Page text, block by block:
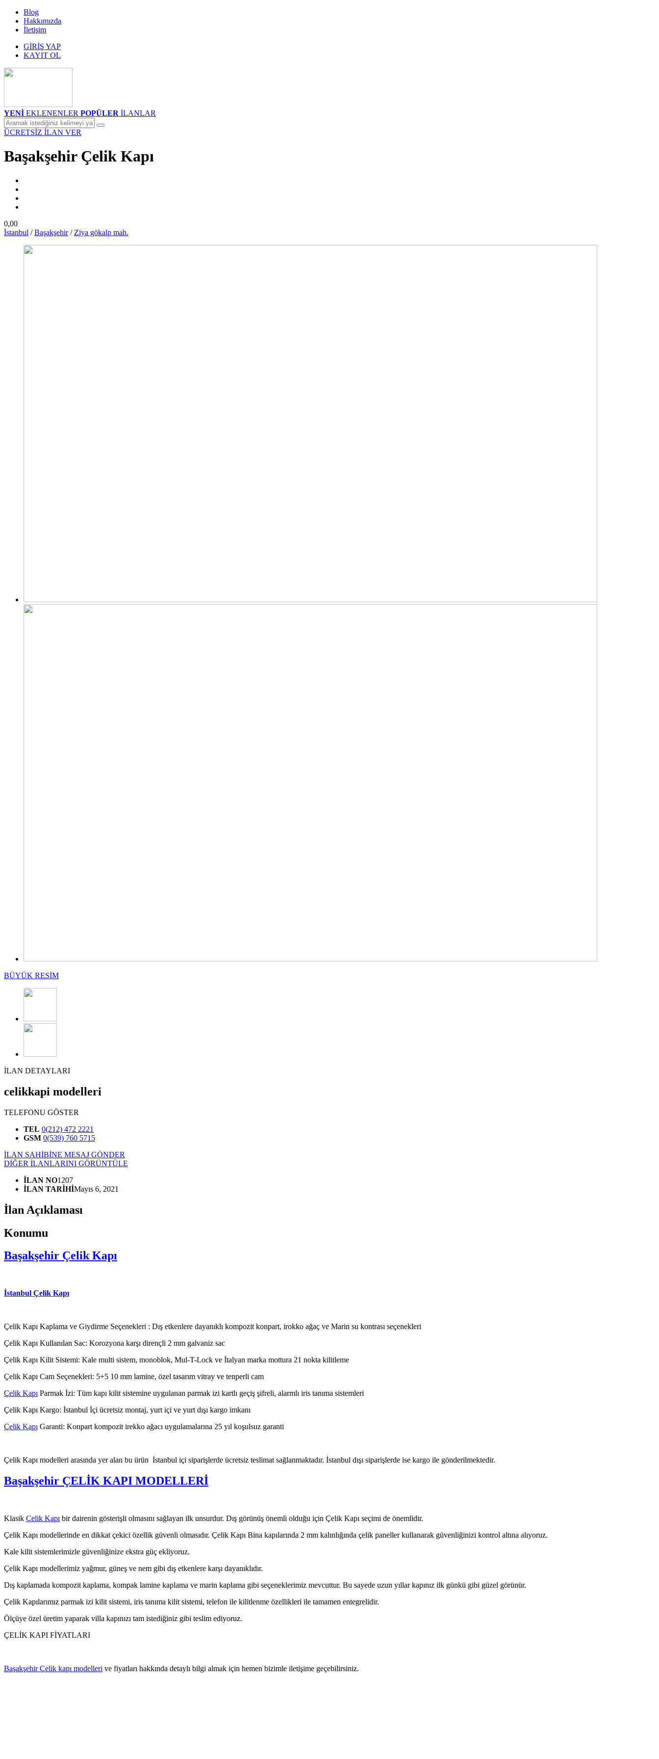
Blog
Hakkımızda
İletişim
GİRİŞ YAP
KAYIT OL
YENİ EKLENENLER POPÜLER İLANLAR
ÜCRETSİZ İLAN VER
Başakşehir Çelik Kapı
0,00
İstanbul /Başakşehir/ Ziya gökalp mah.
BÜYÜK RESİM
İLAN DETAYLARI
celikkapi modelleri
TELEFONU GÖSTER
TEL 0(212) 472 2221
GSM 0(539) 760 5715
İLAN SAHİBİNE MESAJ GÖNDER
DİĞER İLANLARINI GÖRÜNTÜLE
İLAN NO1207
İLAN TARİHİMayıs 6, 2021
İlan Açıklaması
Konumu
Başakşehir Çelik Kapı
İstanbul Çelik Kapı
Çelik Kapı Kaplama ve Giydirme Seçenekleri : Dış etkenlere dayanıklı kompozit konpart, irokko ağaç ve Marin su kontrası seçenekleri
Çelik Kapı Kullanılan Sac: Korozyona karşı dirençli 2 mm galvaniz sac
Çelik Kapı Kilit Sistemi: Kale multi sistem, monoblok, Mul-T-Lock ve İtalyan marka mottura 21 nokta kilitleme
Çelik Kapı Cam Seçenekleri: 5+5 10 mm lamine, özel tasarım vitray ve tenperli cam
Çelik Kapı Parmak İzi: Tüm kapı kilit sistemine uygulanan parmak izi kartlı geçiş şifreli, alarmlı iris tanıma sistemleri
Çelik Kapı Kargo: İstanbul İçi ücretsiz montaj, yurt içi ve yurt dışı kargo imkanı
Çelik Kapı Garanti: Konpart kompozit irekko ağacı uygulamalarına 25 yıl koşulsuz garanti
Çelik Kapı modelleri arasında yer alan bu ürün İstanbul içi siparişlerde ücretsiz teslimat sağlanmaktadır. İstanbul dışı siparişlerde ise kargo ile gönderilmektedir.
Başakşehir ÇELİK KAPI MODELLERİ
Klasik Çelik Kapı bir dairenin gösterişli olmasını sağlayan ilk unsurdur. Dış görünüş önemli olduğu için Çelik Kapı seçimi de önemlidir.
Çelik Kapı modellerinde en dikkat çekici özellik güvenli olmasıdır. Çelik Kapı Bina kapılarında 2 mm kalınlığında çelik paneller kullanarak güvenliğinizi kontrol altına alıyoruz.
Kale kilit sistemlerimizle güvenliğinize ekstra güç ekliyoruz.
Çelik Kapı modellerimiz yağmur, güneş ve nem gibi dış etkenlere karşı dayanıklıdır.
Dış kaplamada kompozit kaplama, kompak lamine kaplama ve marin kaplama gibi seçeneklerimiz mevcuttur. Bu sayede uzun yıllar kapınız ilk günkü gibi güzel görünür.
Çelik Kapılarımız parmak izi kilit sistemi, iris tanıma kilit sistemi, telefon ile kilitlenme özellikleri ile tamamen entegrelidir.
Ölçüye özel üretim yaparak villa kapınızı tam istediğiniz gibi teslim ediyoruz.
ÇELİK KAPI FİYATLARI
Başakşehir Çelik kapı modelleri ve fiyatları hakkında detaylı bilgi almak için hemen bizimle iletişime geçebilirsiniz.